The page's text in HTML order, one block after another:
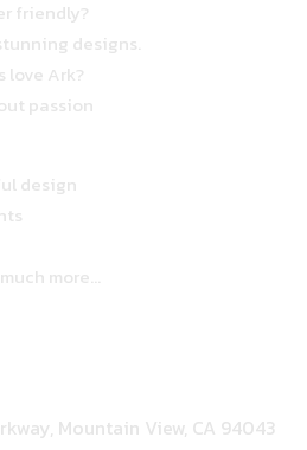
friendly?
designs.
love Ark?
passion
design
more...
Mountain View, CA 94043